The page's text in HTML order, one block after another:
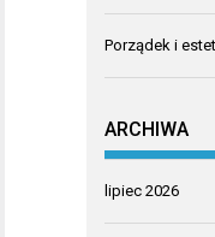
Porządek i
ARCHIWA
lipiec 2026